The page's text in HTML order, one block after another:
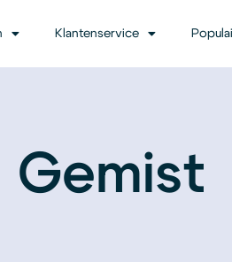
Klantenservice
Gemist